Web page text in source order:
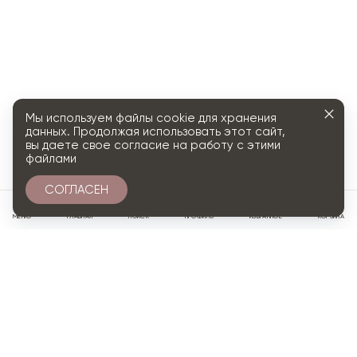
МЕНЮ ГЛАВНАЯ ПОИСК ПРОФИЛЬ ИЗБРАННОЕ КОРЗИНА
Мы используем файлы cookie для хранения
данных. Продолжая использовать этот сайт,
вы даете свое согласие на работу с этими
файлами
СОГЛАСЕН